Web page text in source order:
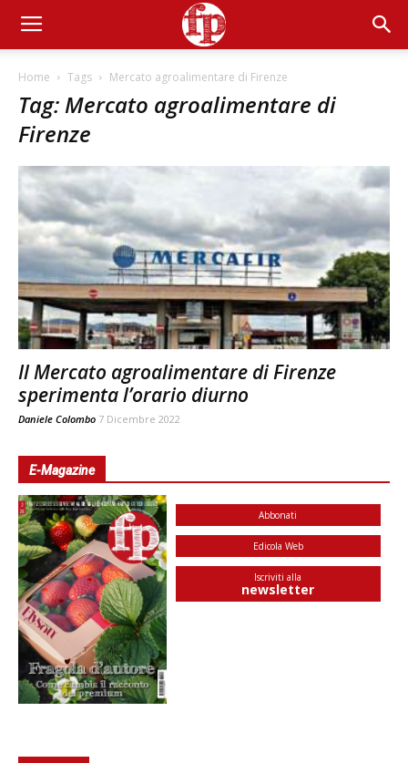
Home Tags Mercato agroalimentare di Firenze
Tag: Mercato agroalimentare di
Firenze
Il Mercato agroalimentare di Firenze
sperimenta l’orario diurno
Daniele Colombo 7 Dicembre 2022
E-Magazine
Abbonati
Edicola Web
Iscriviti alla
newsletter